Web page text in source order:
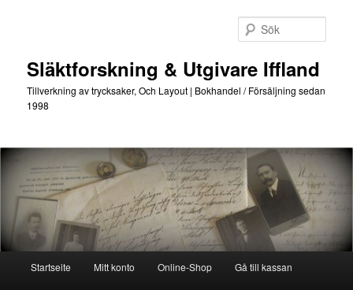
Släktforskning & Utgivare Iffland
Tillverkning av trycksaker, Och Layout | Bokhandel / Försäljning sedan
1998
Startseite Mitt konto Online-Shop Gå till kassan